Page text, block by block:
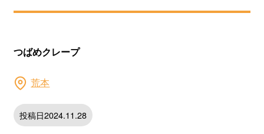
つばめクレープ
荒本
投稿日2024.11.28